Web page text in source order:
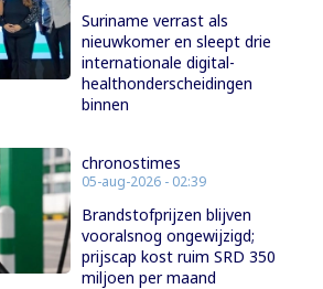
Suriname verrast als
nieuwkomer en sleept drie
internationale digital-
healthonderscheidingen
binnen
chronostimes
05-aug-2026 - 02:39
Brandstofprijzen blijven
vooralsnog ongewijzigd;
prijscap kost ruim SRD 350
miljoen per maand